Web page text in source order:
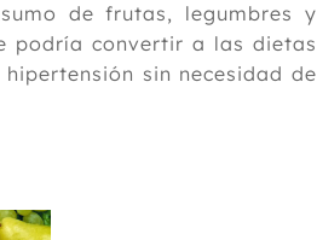
de frutas, legumbres y
podría convertir a las dietas
sin necesidad de